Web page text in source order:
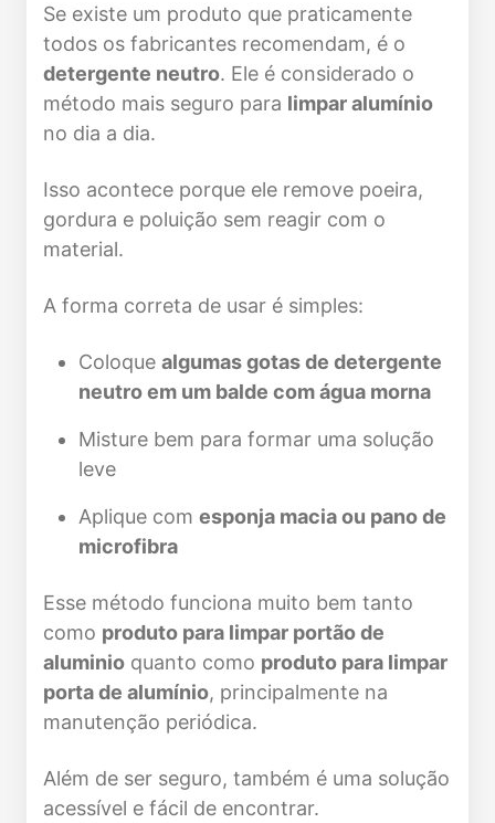
Se existe um produto que praticamente
todos os fabricantes recomendam, é o
detergente neutro. Ele é considerado o
método mais seguro para limpar alumínio
no dia a dia.
Isso acontece porque ele remove poeira,
gordura e poluição sem reagir com o
material.
A forma correta de usar é simples:
Coloquealgumas gotas de detergente
neutro em um balde com água morna
Misture bem para formar uma solução
leve
Aplique comesponja macia ou pano de
microfibra
Esse método funciona muito bem tanto
como produto para limpar portão de
aluminio quanto como produto para limpar
porta de alumínio, principalmente na
manutenção periódica.
Além de ser seguro, também é uma solução
acessível e fácil de encontrar.